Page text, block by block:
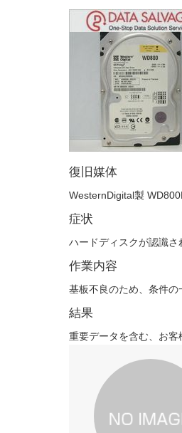
復旧媒体
WesternDigital製
症状
ハードディスクが認識さ
作業内容
基板不良のため、条件の
結果
重要データを含む、お客